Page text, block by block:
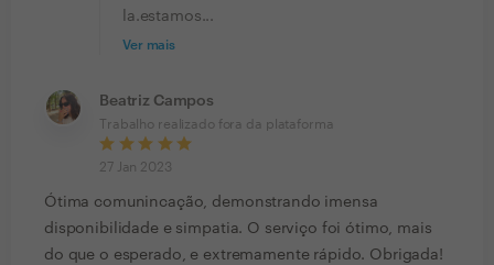
la.estamos...
Ver mais
Beatriz Campos
Trabalho realizado fora da plataforma
27 Jan 2023
Ótima comunincação, demonstrando imensa
disponibilidade e simpatia. O serviço foi ótimo, mais
do que o esperado, e extremamente rápido. Obrigada!